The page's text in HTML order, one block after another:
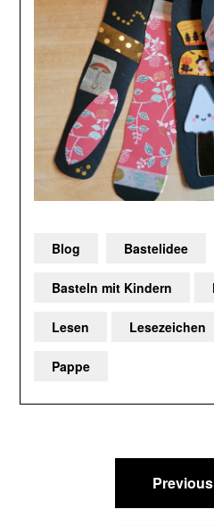
Blog Bastelidee
Basteln mit Kindern
Lesen Lesezeichen
Pappe